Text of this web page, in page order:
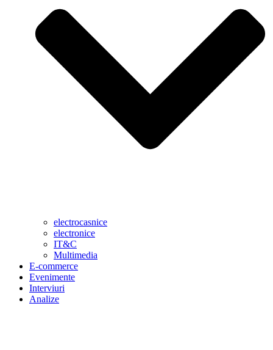
electrocasnice
electronice
IT&C
Multimedia
E-commerce
Evenimente
Interviuri
Analize